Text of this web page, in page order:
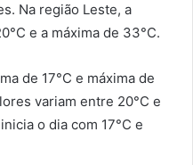
Na região Leste, a
e a máxima de 33°C.
de 17°C e máxima de
variam entre 20°C e
o dia com 17°C e